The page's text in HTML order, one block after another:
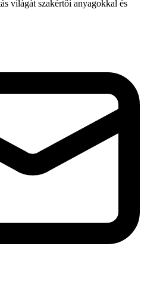
világát szakértői anyagokkal és